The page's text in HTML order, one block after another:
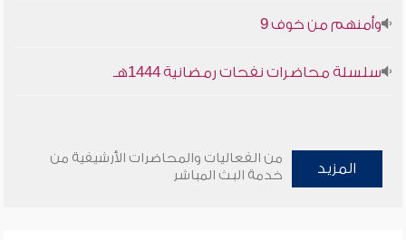
وأمنهم من خوف 9
سلسلة محاضرات نفحات رمضانية 1444هـ
المزيد
من الفعاليات والمحاضرات الأرشيفية من
خدمة البث المباشر